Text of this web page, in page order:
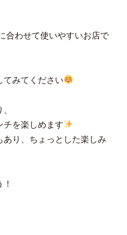
合わせて使いやすいお店で
てみてください
チを楽しめます
り、ちょっとした楽しみ